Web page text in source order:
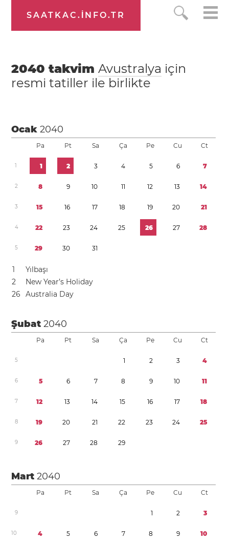
SAATKAC.INFO.TR
2040 takvimAvustralya için
resmi tatiller ile birlikte
Ocak2040
Pa Pt Sa Ça Pe Cu Ct
1 1 2 3 4 5 6 7
2 8 9 10 11 12 13 14
3 15 16 17 18 19 20 21
4 22 23 24 25 26 27 28
5 29 30 31
1
Yılbaşı
2
New Year’s Holiday
26 Australia Day
Şubat2040
Pa Pt Sa Ça Pe Cu Ct
5 1 2 3 4
6 5 6 7 8 9 10 11
7 12 13 14 15 16 17 18
8 19 20 21 22 23 24 25
9 26 27 28 29
Mart2040
Pa Pt Sa Ça Pe Cu Ct
9 1 2 3
10 4 5 6 7 8 9 10